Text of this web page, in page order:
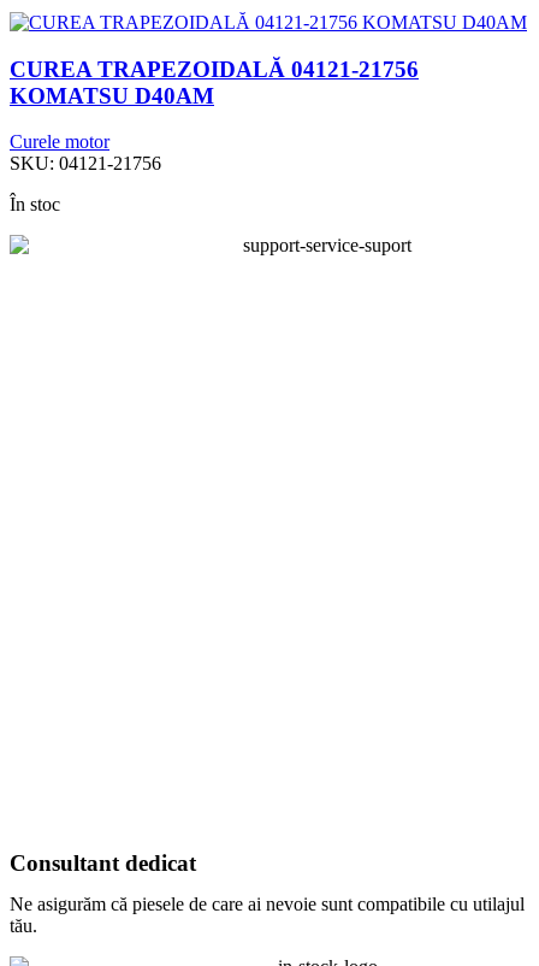
CUREA TRAPEZOIDALĂ 04121-21756
KOMATSU D40AM
Curele motor
SKU: 04121-21756
În stoc
Consultant dedicat
Ne asigurăm că piesele de care ai nevoie sunt compatibile cu utilajul
tău.